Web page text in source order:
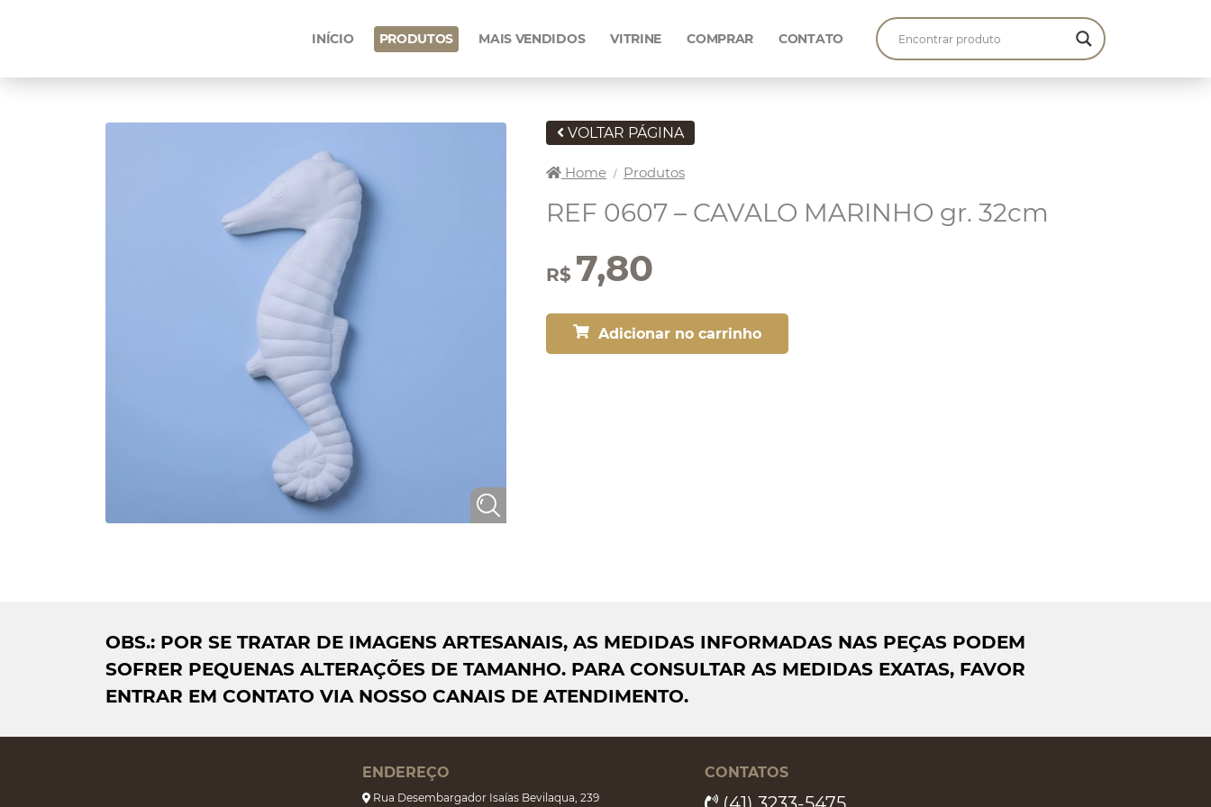
INÍCIO PRODUTOS MAIS VENDIDOS VITRINE COMPRAR CONTATO
VOLTAR PÁGINA
Home / Produtos
REF 0607 – CAVALO MARINHO gr. 32cm
R$ 7,80
Adicionar no carrinho
OBS.: POR SE TRATAR DE IMAGENS ARTESANAIS, AS MEDIDAS INFORMADAS NAS PEÇAS PODEM
SOFRER PEQUENAS ALTERAÇÕES DE TAMANHO. PARA CONSULTAR AS MEDIDAS EXATAS, FAVOR
ENTRAR EM CONTATO VIA NOSSO CANAIS DE ATENDIMENTO.
ENDEREÇO
Rua Desembargador Isaías Bevilaqua, 239
CONTATOS